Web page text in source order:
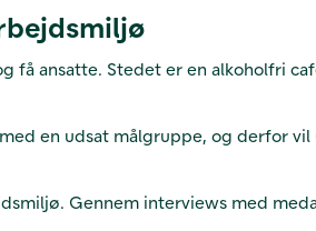
få ansatte. Stedet er en alkoholfri
en udsat målgruppe, og derfor
Gennem interviews med